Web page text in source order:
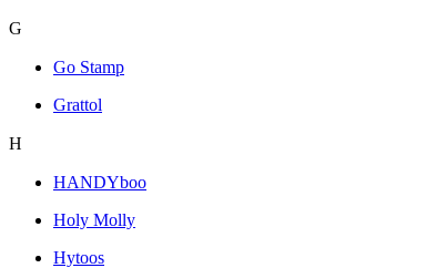
G
Go Stamp
Grattol
H
HANDYboo
Holy Molly
Hytoos